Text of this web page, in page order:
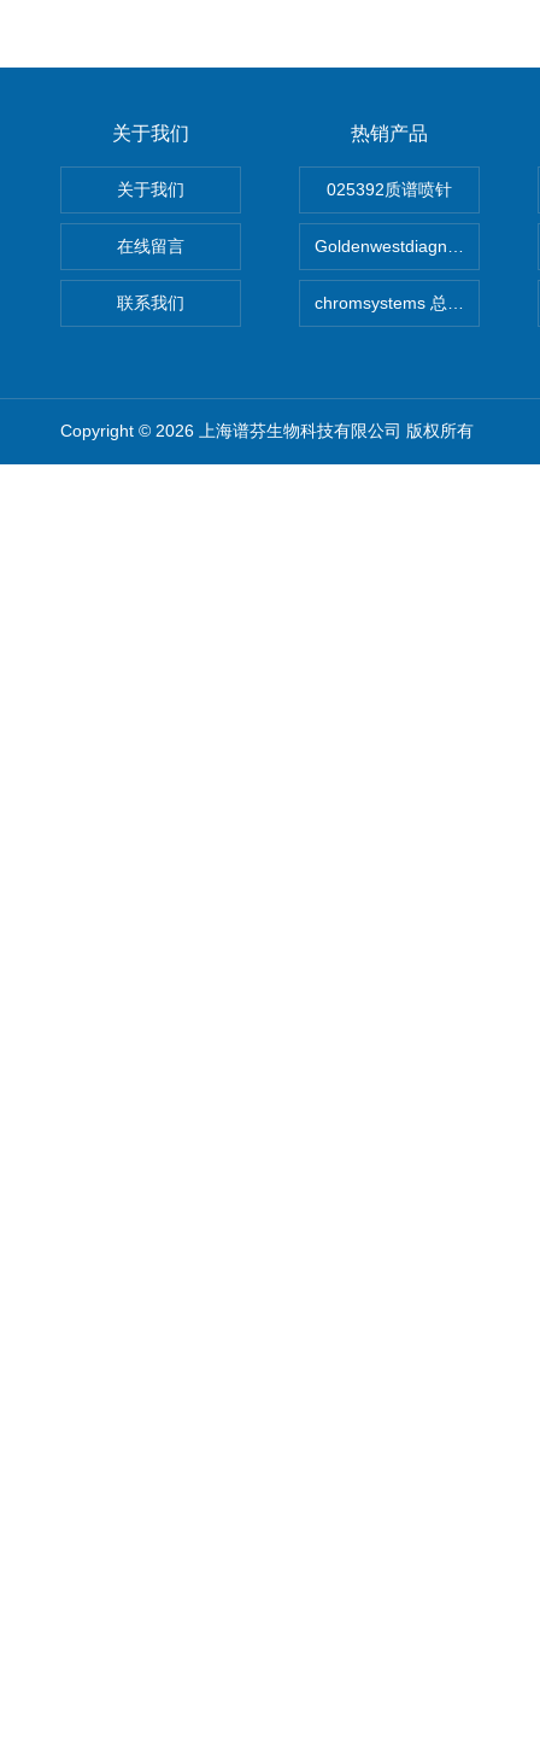
关于我们
关于我们
在线留言
联系我们
热销产品
025392质谱喷针
Goldenwestdiagnostics总代
chromsystems 总代理
Copyright © 2026 上海谱芬生物科技有限公司 版权所有